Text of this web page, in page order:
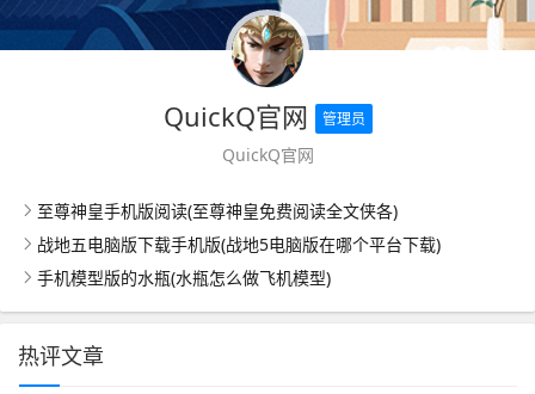
QuickQ官网 管理员
QuickQ官网
至尊神皇手机版阅读(至尊神皇免费阅读全文侠各)
战地五电脑版下载手机版(战地5电脑版在哪个平台下载)
手机模型版的水瓶(水瓶怎么做飞机模型)
热评文章